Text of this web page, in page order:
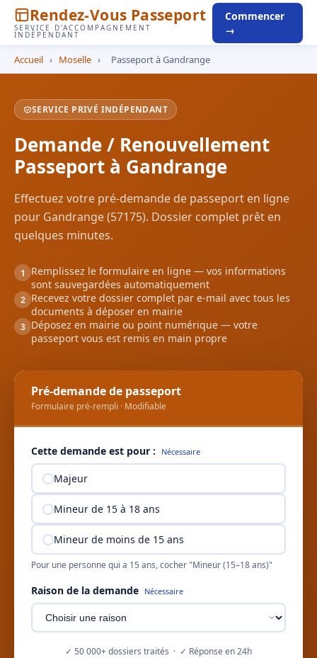
Rendez-Vous Passeport
SERVICE D'ACCOMPAGNEMENT
INDÉPENDANT
Commencer
→
Accueil › Moselle › Passeport à Gandrange
SERVICE PRIVÉ INDÉPENDANT
Demande / Renouvellement
Passeport à Gandrange
Effectuez votre pré-demande de passeport en ligne
pour Gandrange (57175). Dossier complet prêt en
quelques minutes.
1
Remplissez le formulaire en ligne — vos informations
sont sauvegardées automatiquement
2 Recevez votre dossier complet par e-mail avec tous les
documents à déposer en mairie
3 Déposez en mairie ou point numérique — votre
passeport vous est remis en main propre
Pré-demande de passeport
Formulaire pré-rempli · Modifiable
Cette demande est pour : Nécessaire
Majeur
Mineur de 15 à 18 ans
Mineur de moins de 15 ans
Pour une personne qui a 15 ans, cocher "Mineur (15–18 ans)"
Raison de la demande Nécessaire
✓ 50 000+ dossiers traités · ✓ Réponse en 24h